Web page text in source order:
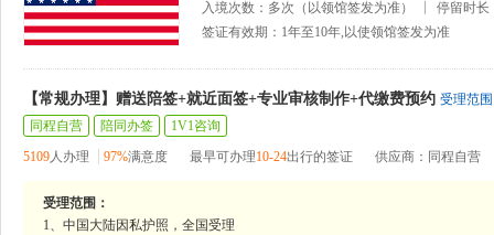
入境次数：多次（以领馆签发为准）
停留时长
签证有效期：1年至10年,以使领馆签发为准
【常规办理】赠送陪签+就近面签+专业审核制作+代缴费预约 受理范围
同程自营
陪同办签
1V1咨询
5109人办理 97%满意度 最早可办理10-24出行的签证 供应商：同程自营
受理范围：
1、中国大陆因私护照，全国受理